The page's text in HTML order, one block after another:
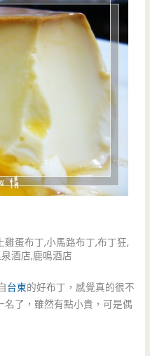
台東的好布丁，感覺真的很不
了，雖然有點小貴，可是偶